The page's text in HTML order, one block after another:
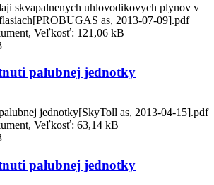
skvapalnenych uhlovodikovych plynov v
as, 2013-07-09].pdf
Veľkosť: 121,06 kB
palubnej jednotky
jednotky[SkyToll as, 2013-04-15].pdf
Veľkosť: 63,14 kB
palubnej jednotky